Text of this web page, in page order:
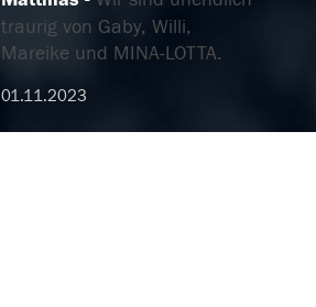
traurig von Gaby, Willi,
Mareike und MINA-LOTTA.
01.11.2023